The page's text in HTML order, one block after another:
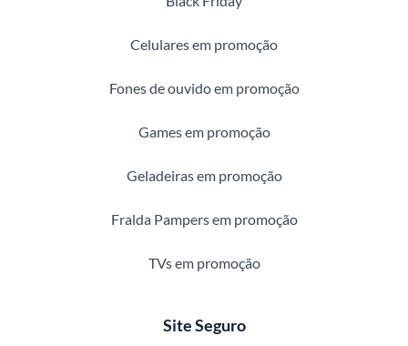
Celulares em promoção
Fones de ouvido em promoção
Games em promoção
Geladeiras em promoção
Fralda Pampers em promoção
TVs em promoção
Site Seguro